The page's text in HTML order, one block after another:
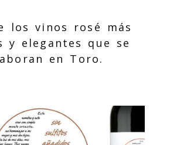
los vinos rosé más
y elegantes que se
en Toro.